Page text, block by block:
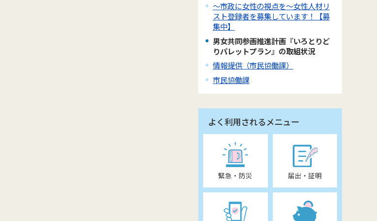
～市政に女性の視点を～女性人材リ
スト登録者を募集しています！【募
集中】
男女共同参画推進計画『いろとりど
りパレットプラン』の取組状況
情報提供（市民協働課）
市民協働課
よく利用されるメニュー
緊急・防災 届出・証明